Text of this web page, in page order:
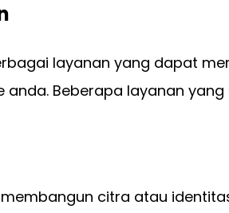
layanan yang dapat
Beberapa layanan
citra atau